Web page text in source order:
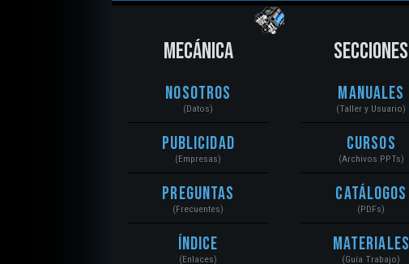
MECÁNICA
Nosotros
(Datos)
Publicidad
(Empresas)
Preguntas
(Frecuentes)
Índice
(Enlaces)
SECCIONES
Manuales
(Taller y Usuario)
Cursos
(Archivos PPTs)
Catálogos
(PDFs)
Materiales
(Guía Trabajo)